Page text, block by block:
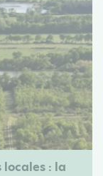
locales : la